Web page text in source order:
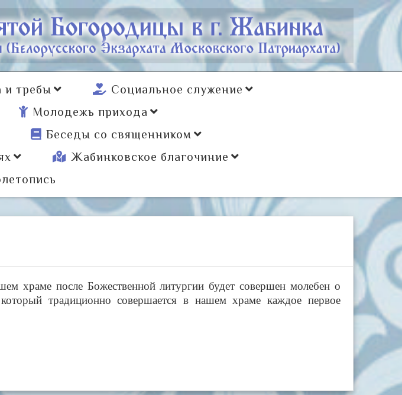
и требы
Социальное служение
Молодежь прихода
Беседы со священником
Жабинковское благочиние
храме после Божественной литургии будет совершен молебен о
традиционно совершается в нашем храме каждое первое